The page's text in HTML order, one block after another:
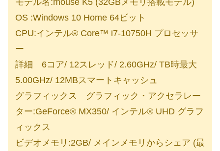
モデル名:mouse K5 (32GBメモリ搭載モデル)
OS :Windows 10 Home 64ビット
CPU:インテル® Core™ i7-10750H プロセッサ
ー
詳細 6コア/ 12スレッド/ 2.60GHz/ TB時最大
5.00GHz/ 12MBスマートキャッシュ
グラフィックス グラフィック・アクセラレー
ター:GeForce® MX350/ インテル® UHD グラフ
ィックス
ビデオメモリ:2GB/ メインメモリからシェア (最